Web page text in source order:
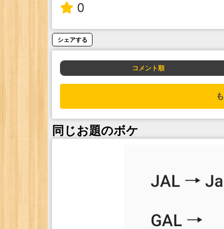
0
シェアする
コメント順
同じお題のボケ